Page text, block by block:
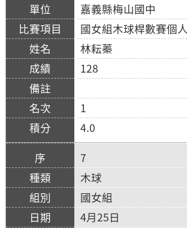
嘉義縣梅山國中
國女組木球桿數賽個人
林耘蓁
128
1
4.0
7
木球
國女組
4月25日